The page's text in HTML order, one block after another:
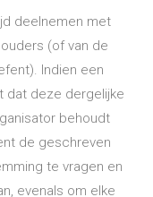
deelnemen met
(of van de
Indien een
dat deze dergelijke
behoudt
de geschreven
te vragen en
evenals om elke